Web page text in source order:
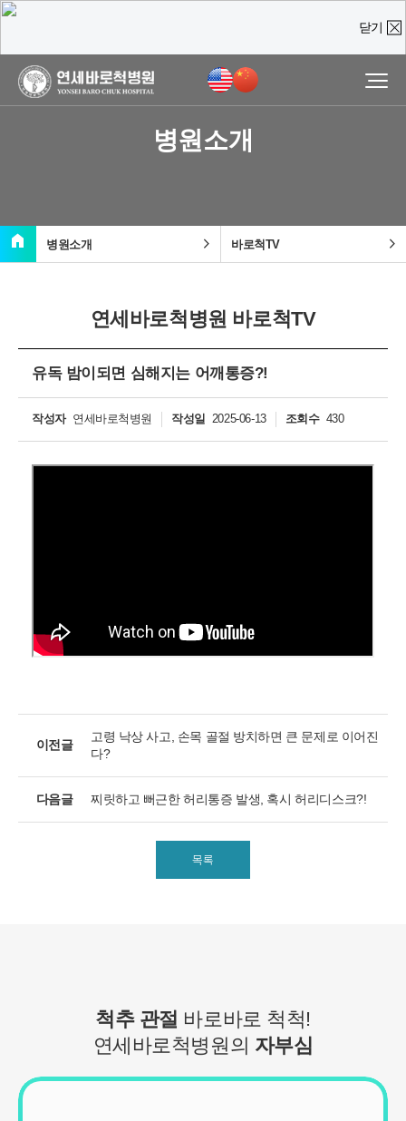
닫기
병원소개
home 병원소개 chevron_right 바로척TV chevron_right
연세바로척병원 바로척TV
유독 밤이되면 심해지는 어깨통증?!
작성자 연세바로척병원 작성일 2025-06-13 조회수 430
이전글
고령 낙상 사고, 손목 골절 방치하면 큰 문제로 이어진
다?
다음글 찌릿하고 뻐근한 허리통증 발생, 혹시 허리디스크?!
목록
척추 관절 바로바로 척척!
연세바로척병원의 자부심
진료예약 및
실시간상담문의
질문을 남겨주시면,
개인정보활용동의
개인정보활용동의
니다. 전기통신기본법, 전기통신사업법, 개인정보 보호법 및 동법 시
행령 등 관련 법이 정하는 대로 준수하고 있습니다. 연세바로척병원
은 제공하신 개인정보가 어떠한 용도와 방식으로 이용되고 있으며
■ 수집하는 개인정보 항목
1. 연세바로척병원은 회원가입, 원활한 고객상담, 각종 서비스의 제
공을 위해 아래와 같은 개인정보를 수집하고 있습니다.
[상담신청 시 수집항목]
- 수집항목: 이름, 연락처, 이메일, 나이, 성별, 연령, 지역, 관심부위,
드결제 승인정보